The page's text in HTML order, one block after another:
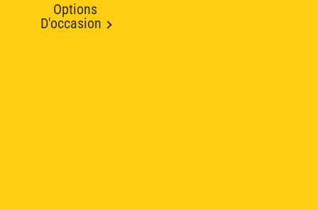
Options
D'occasion